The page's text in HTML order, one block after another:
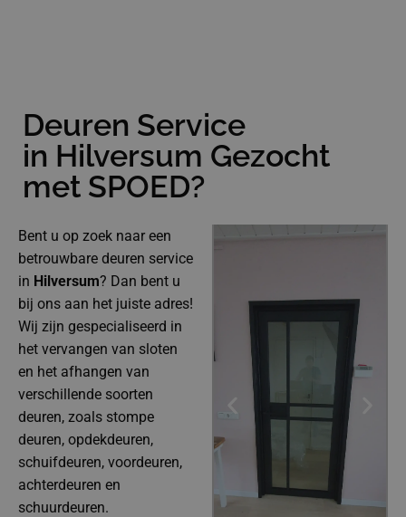
Deuren Service
in Hilversum Gezocht
met SPOED?
Bent u op zoek naar een
betrouwbare deuren service
in Hilversum? Dan bent u
bij ons aan het juiste adres!
Wij zijn gespecialiseerd in
het vervangen van sloten
en het afhangen van
verschillende soorten
deuren, zoals stompe
deuren, opdekdeuren,
schuifdeuren, voordeuren,
achterdeuren en
schuurdeuren.